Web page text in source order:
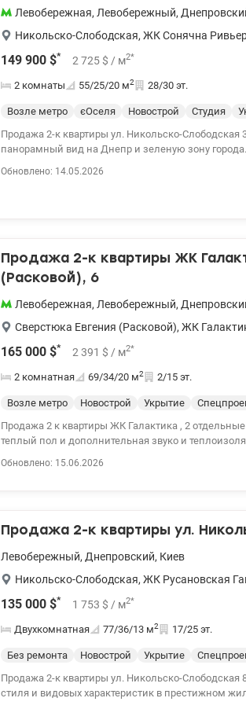
Левобережная, Левобережный,
Никольско-Слободская, ЖК Сонячна
149 900 $* 2 725 $ / м2*
2 комнаты 55/25/20 м2 28/30 эт.
Возле метро єОселя Новострой Студия
Продажа 2-к квартиры ул. Никольско-Слободская 3а. ЖК «Солнечная Ривьера». Из окон
панорамный вид на Днепр и зеленую зону
Обновлено: 14.05.2026
Продажа 2-к квартиры ЖК
(Расковой), 6
Левобережная, Левобережный,
Сверстюка Евгения (Расковой), ЖК
165 000 $* 2 391 $ / м2*
2 комнатная 69/34/20 м2 2/15 эт.
Возле метро Новострой Укрытие
Продажа 2 к квартиры ЖК Галактика , 2 отдельные комнаты и кухня гостиная, 68,6 м2, частично
теплый пол и дополнительная звуко и теплоизоляция. Аргоновые
Обновлено: 15.06.2026
Продажа 2-к квартиры ул.
Левобережный, Днепровский, Киев
Никольско-Слободская, ЖК Русановская
135 000 $* 1 753 $ / м2*
Двухкомнатная 77/36/13 м2 17/25 эт.
Без ремонта Новострой Укрытие
Продажа 2-к квартиры ул. Никольско-Слободская
стиля и видовых характеристик в престижном